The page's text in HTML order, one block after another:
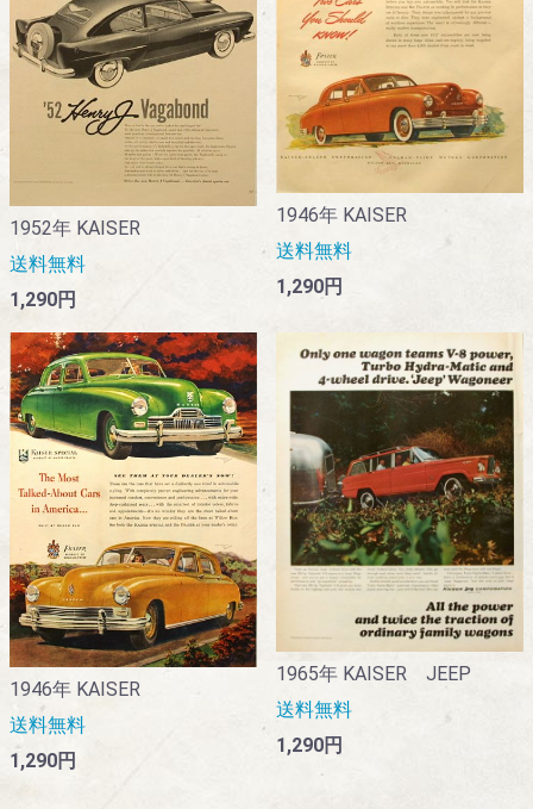
1952年 KAISER
送料無料
1,290円
1946年 KAISER
送料無料
1,290円
1946年 KAISER
送料無料
1,290円
1965年 KAISER JEEP
送料無料
1,290円